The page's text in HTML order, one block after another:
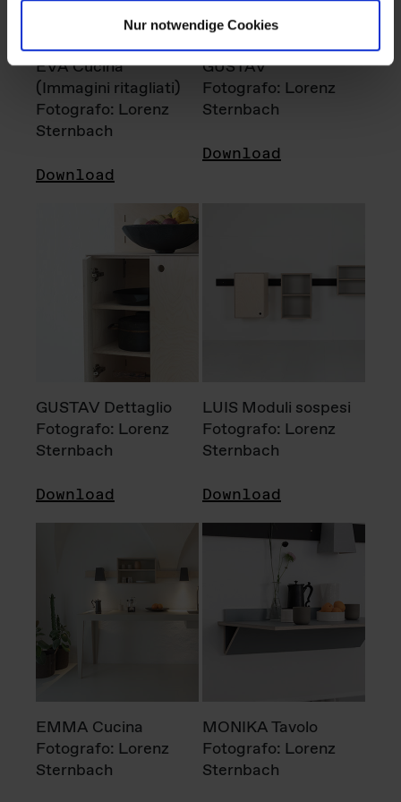
Nur notwendige Cookies
EVA Cucina
(Immagini ritagliati)
Fotografo: Lorenz
Sternbach
Download
GUSTAV
Fotografo: Lorenz
Sternbach
Download
GUSTAV Dettaglio
Fotografo: Lorenz
Sternbach
Download
LUIS Moduli sospesi
Fotografo: Lorenz
Sternbach
Download
EMMA Cucina
Fotografo: Lorenz
Sternbach
MONIKA Tavolo
Fotografo: Lorenz
Sternbach